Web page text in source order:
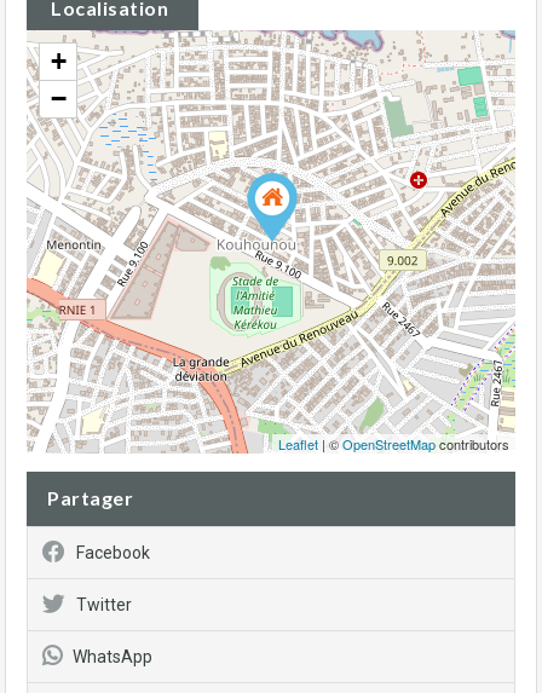
Localisation
+
−
Leaflet | ©OpenStreetMapcontributors
Partager
Facebook
Twitter
WhatsApp